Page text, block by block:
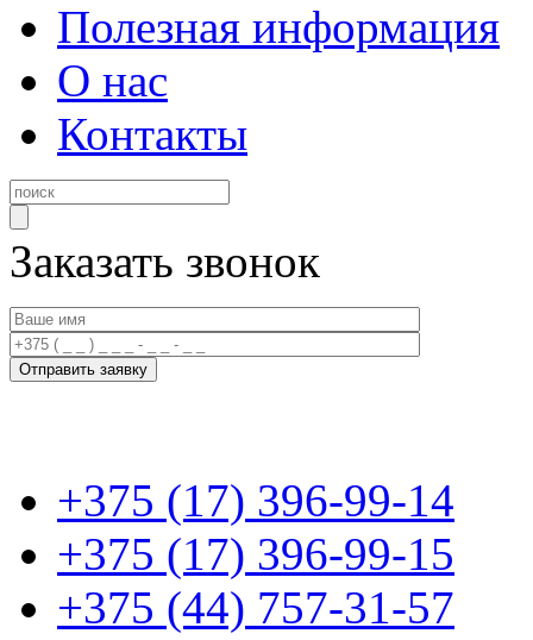
Полезная информация
О нас
Контакты
Заказать звонок
+375 (17) 396-99-14
+375 (17) 396-99-15
+375 (44) 757-31-57